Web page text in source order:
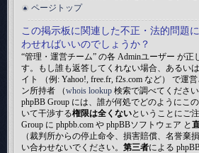
ページトップ
この掲示板に関連した不正・法的問題
わせればいいのでしょうか？
“管理・運営チーム” の各 Adminユーザー が正
す。もし誰も返答してくれない場合、あるい
イト （例: Yahoo!, free.fr, f2s.com など） で運
ン所持者 （whois lookup 検索で調べてくださ
phpBB Group には、誰が何処でどのようにこ
いて干渉する権限は全くないということにご
Group に phpbb.com や phpBBソフトウェア と
（裁判所からの停止命令、損害賠償、名誉棄
い合わせないでください。 第三者による